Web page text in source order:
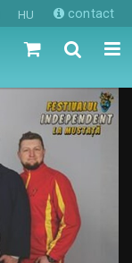
HU contact